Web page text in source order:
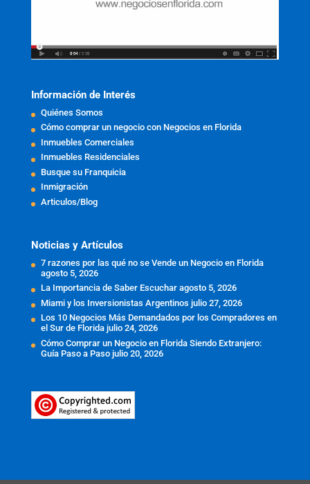
Información de Interés
Quiénes Somos
Cómo comprar un negocio con Negocios en Florida
Inmuebles Comerciales
Inmuebles Residenciales
Busque su Franquicia
Inmigración
Articulos/Blog
Noticias y Artículos
7 razones por las qué no se Vende un Negocio en Florida
agosto 5, 2026
La Importancia de Saber Escuchar agosto 5, 2026
Miami y los Inversionistas Argentinos julio 27, 2026
Los 10 Negocios Más Demandados por los Compradores en
el Sur de Florida julio 24, 2026
Cómo Comprar un Negocio en Florida Siendo Extranjero:
Guía Paso a Paso julio 20, 2026